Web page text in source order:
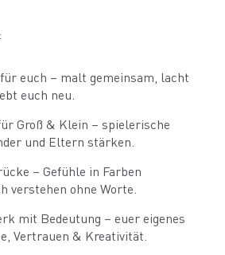
euch – malt gemeinsam, lacht
euch neu.
Groß & Klein – spielerische
und Eltern stärken.
– Gefühle in Farben
verstehen ohne Worte.
mit Bedeutung – euer eigenes
Vertrauen & Kreativität.